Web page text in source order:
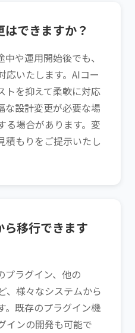
できますか？
や運用開始後でも、
応いたします。AIコー
トを抑えて柔軟に対応
な設計変更が必要な場
る場合があります。変
積もりをご提示いたし
移行できます
プラグイン、他の
、様々なシステムから
。既存のプラグイン機
インの開発も可能で